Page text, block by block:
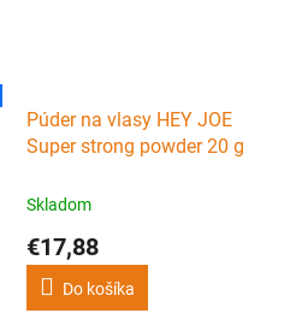
Púder na vlasy HEY JOE
Super strong powder 20 g
Skladom
€17,88
Do košíka